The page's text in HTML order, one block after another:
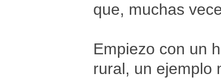
que, muchas
Empiezo con un
rural, un ejemplo